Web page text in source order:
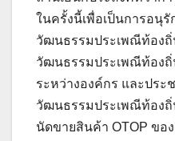
ในครั้งนี้เพื่อเป็นการอนุ
วัฒนธรรมประเพณีท้องถิ่
วัฒนธรรมประเพณีท้องถิ่
ระหว่างองค์กร และปร
วัฒนธรรมประเพณีท้อง
นัดขายสินค้า OTOP ขอ